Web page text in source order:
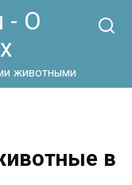
- О
животными
в